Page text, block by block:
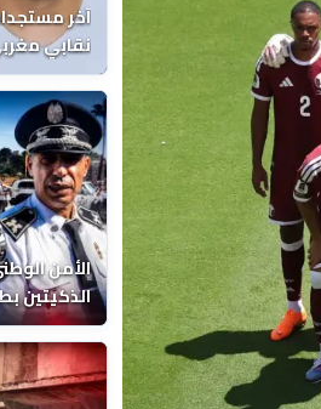
آخر
نقابي
الوفاة
الأمن
الذكيتين